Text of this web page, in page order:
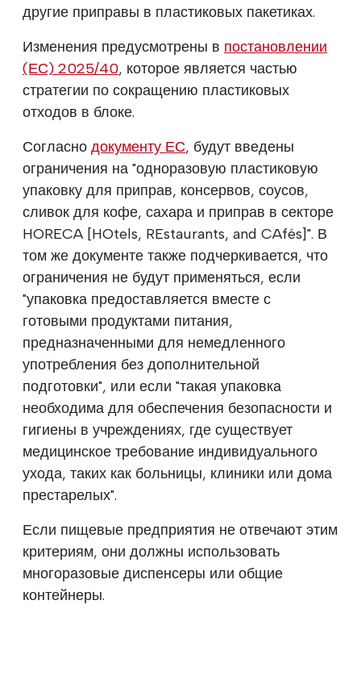
другие приправы в пластиковых пакетиках.
Изменения предусмотрены в постановлении
(ЕС) 2025/40, которое является частью
стратегии по сокращению пластиковых
отходов в блоке.
Согласно документу ЕС, будут введены
ограничения на "одноразовую пластиковую
упаковку для приправ, консервов, соусов,
сливок для кофе, сахара и приправ в секторе
HORECA [HOtels, REstaurants, and CAfés]". В
том же документе также подчеркивается, что
ограничения не будут применяться, если
"упаковка предоставляется вместе с
готовыми продуктами питания,
предназначенными для немедленного
употребления без дополнительной
подготовки", или если "такая упаковка
необходима для обеспечения безопасности и
гигиены в учреждениях, где существует
медицинское требование индивидуального
ухода, таких как больницы, клиники или дома
престарелых".
Если пищевые предприятия не отвечают этим
критериям, они должны использовать
многоразовые диспенсеры или общие
контейнеры.